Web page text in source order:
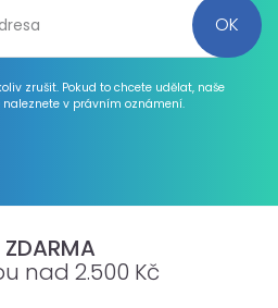
zrušit. Pokud to chcete udělat, naše
v právním oznámení.
nad 2.500 Kč